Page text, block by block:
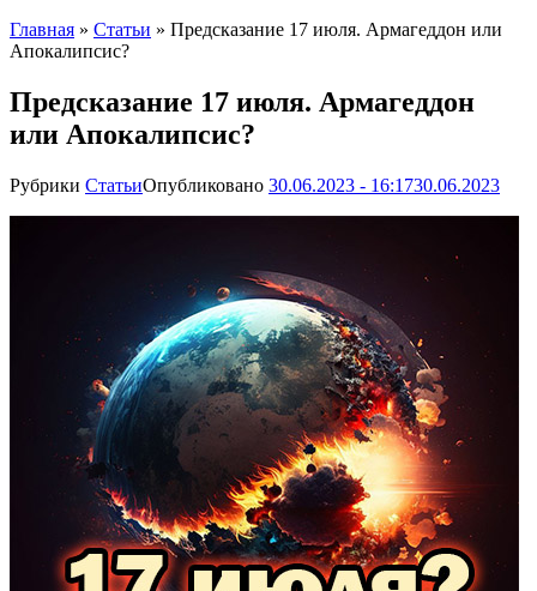
Главная » Статьи » Предсказание 17 июля. Армагеддон или
Апокалипсис?
Предсказание 17 июля. Армагеддон
или Апокалипсис?
Рубрики СтатьиОпубликовано 30.06.2023 - 16:1730.06.2023